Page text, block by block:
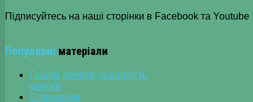
Підписуйтесь на наші сторінки в Facebook та Youtube
Популярні матеріали
Графік роботи та вартість
квитків
Слоновник